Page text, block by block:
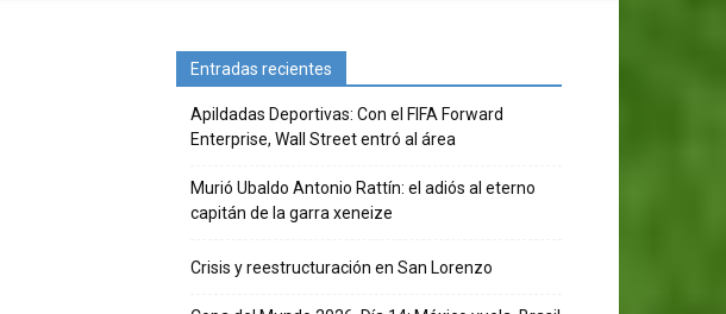
Entradas recientes
Apildadas Deportivas: Con el FIFA Forward
Enterprise, Wall Street entró al área
Murió Ubaldo Antonio Rattín: el adiós al eterno
capitán de la garra xeneize
Crisis y reestructuración en San Lorenzo